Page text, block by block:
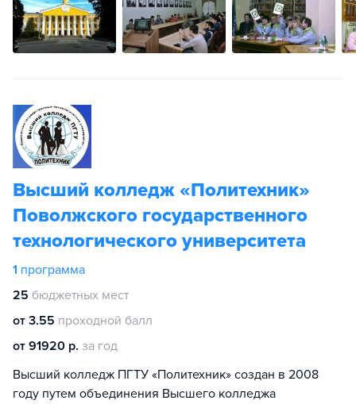
Высший колледж «Политехник»
Поволжского государственного
технологического университета
1 программа
25 бюджетных мест
от 3.55 проходной балл
от 91920 р. за год
Высший колледж ПГТУ «Политехник» создан в 2008
году путем объединения Высшего колледжа